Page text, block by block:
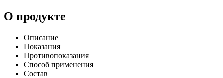
О продукте
Описание
Показания
Противопоказания
Способ применения
Состав